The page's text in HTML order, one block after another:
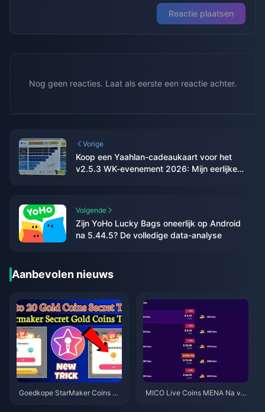
Reactie plaatsen
Nog geen reacties. Laat als eerste een reactie achter.
Vorige
Koop een Yaahlan-cadeaukaart voor het
v2.5.3 WK-evenement 2026: Mijn eerlijke
Volgende
Zijn YoHo Lucky Bags oneerlijk op Android
na 5.44.5? De volledige data-analyse
Aanbevolen nieuws
Goedkope StarMaker Coins vo
MICO Live Coins MENA Na v5.